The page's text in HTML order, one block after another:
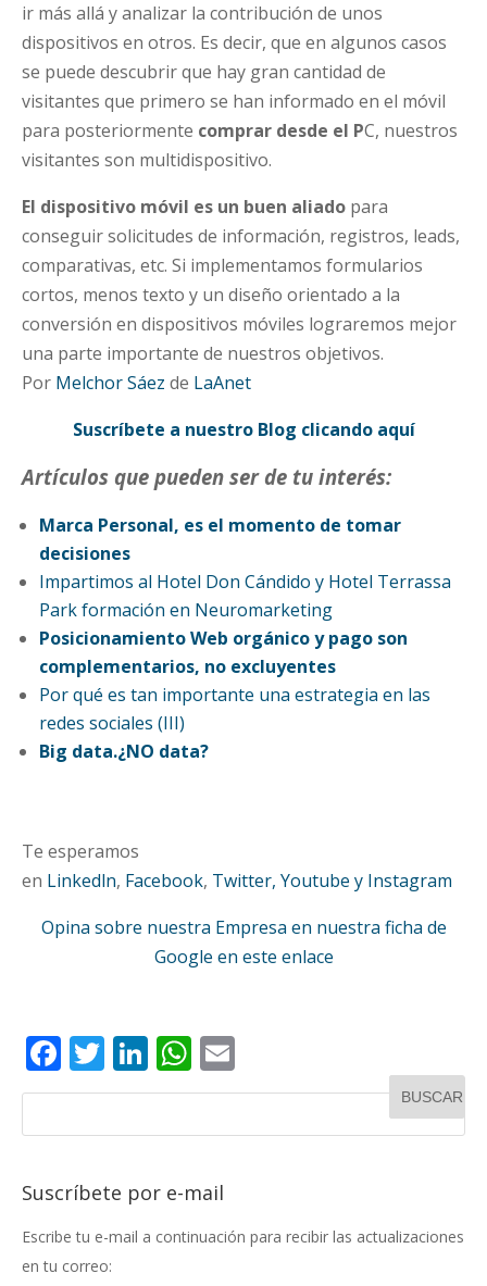
ir más allá y analizar la contribución de unos
dispositivos en otros. Es decir, que en algunos casos
se puede descubrir que hay gran cantidad de
visitantes que primero se han informado en el móvil
para posteriormente comprar desde el PC, nuestros
visitantes son multidispositivo.
El dispositivo móvil es un buen aliado para
conseguir solicitudes de información, registros, leads,
comparativas, etc. Si implementamos formularios
cortos, menos texto y un diseño orientado a la
conversión en dispositivos móviles lograremos mejor
una parte importante de nuestros objetivos.
Por Melchor Sáez de LaAnet
Suscríbete a nuestro Blog clicando aquí
Artículos que pueden ser de tu interés:
Marca Personal, es el momento de tomar
decisiones
Impartimos al Hotel Don Cándido y Hotel Terrassa
Park formación en Neuromarketing
Posicionamiento Web orgánico y pago son
complementarios, no excluyentes
Por qué es tan importante una estrategia en las
redes sociales (III)
Big data.¿NO data?
Te esperamos
en Linkedln, Facebook, Twitter, Youtube y Instagram
Opina sobre nuestra Empresa en nuestra ficha de
Google en este enlace
F
ac
e
o
o
k
T
w
itt
Li
n
k
dI
n
W
h
at
A
p
m
ai
Suscríbete por e-mail
Escribe tu e-mail a continuación para recibir las actualizaciones
en tu correo: